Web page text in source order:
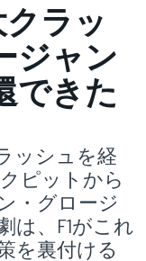
クラッ
ジャン
できた
ッシュを経
ピットから
・グロージ
は、F1がこれ
を裏付ける